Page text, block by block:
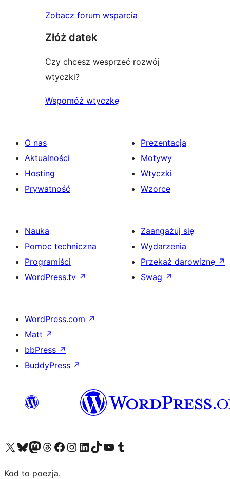
Zobacz forum wsparcia
Złóż datek
Czy chcesz wesprzeć rozwój
wtyczki?
Wspomóż wtyczkę
O nas
Aktualności
Hosting
Prywatność
Prezentacja
Motywy
Wtyczki
Wzorce
Nauka
Pomoc techniczna
Programiści
WordPress.tv ↗
Zaangażuj się
Wydarzenia
Przekaż darowiznę ↗
Swag ↗
WordPress.com ↗
Matt ↗
bbPress ↗
BuddyPress ↗
Odwiedź nasze konto X (dawniej Twitter)
Odwiedź nasze konto Bluesky
Odwiedź nasze konto na Mastodoncie
Odwiedź naszego Threadsa
Odwiedź naszego Facebooka
Odwiedź nasze konto na Instagramie
Odwiedź nasze konto na LinkedIn
Odwiedź naszego TikToka
Odwiedź nasz kanał YouTube
Odwiedź naszego Tumblra
Kod to poezja.